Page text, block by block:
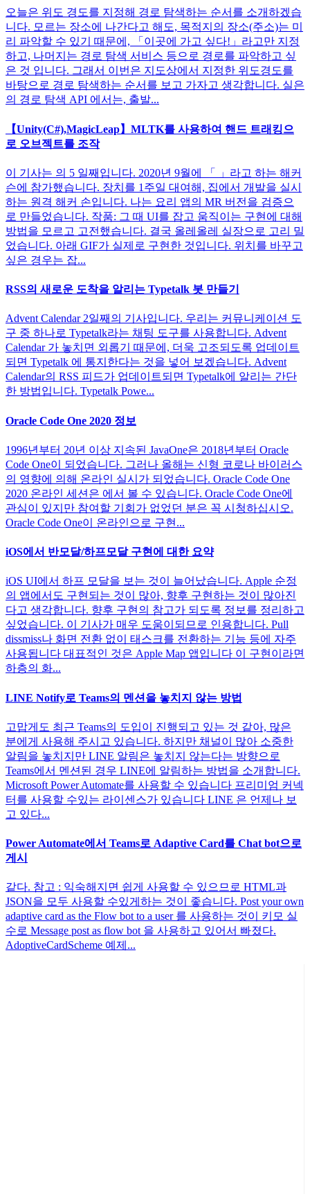
오늘은 위도 경도를 지정해 경로 탐색하는 순서를 소개하겠습
니다. 모르는 장소에 나간다고 해도, 목적지의 장소(주소)는 미
리 파악할 수 있기 때문에, 「이곳에 가고 싶다!」라고만 지정
하고, 나머지는 경로 탐색 서비스 등으로 경로를 파악하고 싶
은 것 입니다. 그래서 이번은 지도상에서 지정한 위도경도를
바탕으로 경로 탐색하는 순서를 보고 가자고 생각합니다. 실은
의 경로 탐색 API 에서는, 출발...
【Unity(C#),MagicLeap】MLTK를 사용하여 핸드 트래킹으
로 오브젝트를 조작
이 기사는 의 5 일째입니다. 2020년 9월에 「 」라고 하는 해커
슨에 참가했습니다. 장치를 1주일 대여해, 집에서 개발을 실시
하는 원격 해커 손입니다. 나는 요리 앱의 MR 버전을 검증으
로 만들었습니다. 작품: 그 때 UI를 잡고 움직이는 구현에 대해
방법을 모르고 고전했습니다. 결국 올레올레 실장으로 고리 밀
었습니다. 아래 GIF가 실제로 구현한 것입니다. 위치를 바꾸고
싶은 경우는 잡...
RSS의 새로운 도착을 알리는 Typetalk 봇 만들기
Advent Calendar 2일째의 기사입니다. 우리는 커뮤니케이션 도
구 중 하나로 Typetalk라는 채팅 도구를 사용합니다. Advent
Calendar 가 놓치면 외롭기 때문에, 더욱 고조되도록 업데이트
되면 Typetalk 에 통지한다는 것을 넣어 보겠습니다. Advent
Calendar의 RSS 피드가 업데이트되면 Typetalk에 알리는 간단
한 방법입니다. Typetalk Powe...
Oracle Code One 2020 정보
1996년부터 20년 이상 지속된 JavaOne은 2018년부터 Oracle
Code One이 되었습니다. 그러나 올해는 신형 코로나 바이러스
의 영향에 의해 온라인 실시가 되었습니다. Oracle Code One
2020 온라인 세션은 에서 볼 수 있습니다. Oracle Code One에
관심이 있지만 참여할 기회가 없었던 분은 꼭 시청하십시오.
Oracle Code One이 온라인으로 구현...
iOS에서 반모달/하프모달 구현에 대한 요약
iOS UI에서 하프 모달을 보는 것이 늘어났습니다. Apple 순정
의 앱에서도 구현되는 것이 많아, 향후 구현하는 것이 많아진
다고 생각합니다. 향후 구현의 참고가 되도록 정보를 정리하고
싶었습니다. 이 기사가 매우 도움이되므로 인용합니다. Pull
dissmiss나 화면 전환 없이 태스크를 전환하는 기능 등에 자주
사용됩니다 대표적인 것은 Apple Map 앱입니다 이 구현이라면
하층의 화...
LINE Notify로 Teams의 멘션을 놓치지 않는 방법
고맙게도 최근 Teams의 도입이 진행되고 있는 것 같아, 많은
분에게 사용해 주시고 있습니다. 하지만 채널이 많아 소중한
알림을 놓치지만 LINE 알림은 놓치지 않는다는 방향으로
Teams에서 멘션된 경우 LINE에 알림하는 방법을 소개합니다.
Microsoft Power Automate를 사용할 수 있습니다 프리미엄 커넥
터를 사용할 수있는 라이센스가 있습니다 LINE 은 언제나 보
고 있다...
Power Automate에서 Teams로 Adaptive Card를 Chat bot으로
게시
같다. 참고 : 익숙해지면 쉽게 사용할 수 있으므로 HTML과
JSON을 모두 사용할 수있게하는 것이 좋습니다. Post your own
adaptive card as the Flow bot to a user 를 사용하는 것이 키모 실
수로 Message post as flow bot 을 사용하고 있어서 빠졌다.
AdoptiveCardScheme 예제...